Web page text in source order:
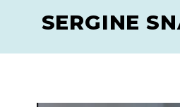
SERGINE